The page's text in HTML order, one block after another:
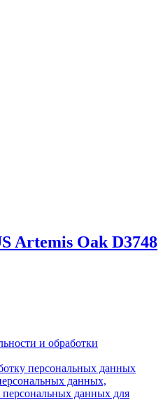
Artemis Oak D3748
и обработки
персональных данных
данных,
данных для